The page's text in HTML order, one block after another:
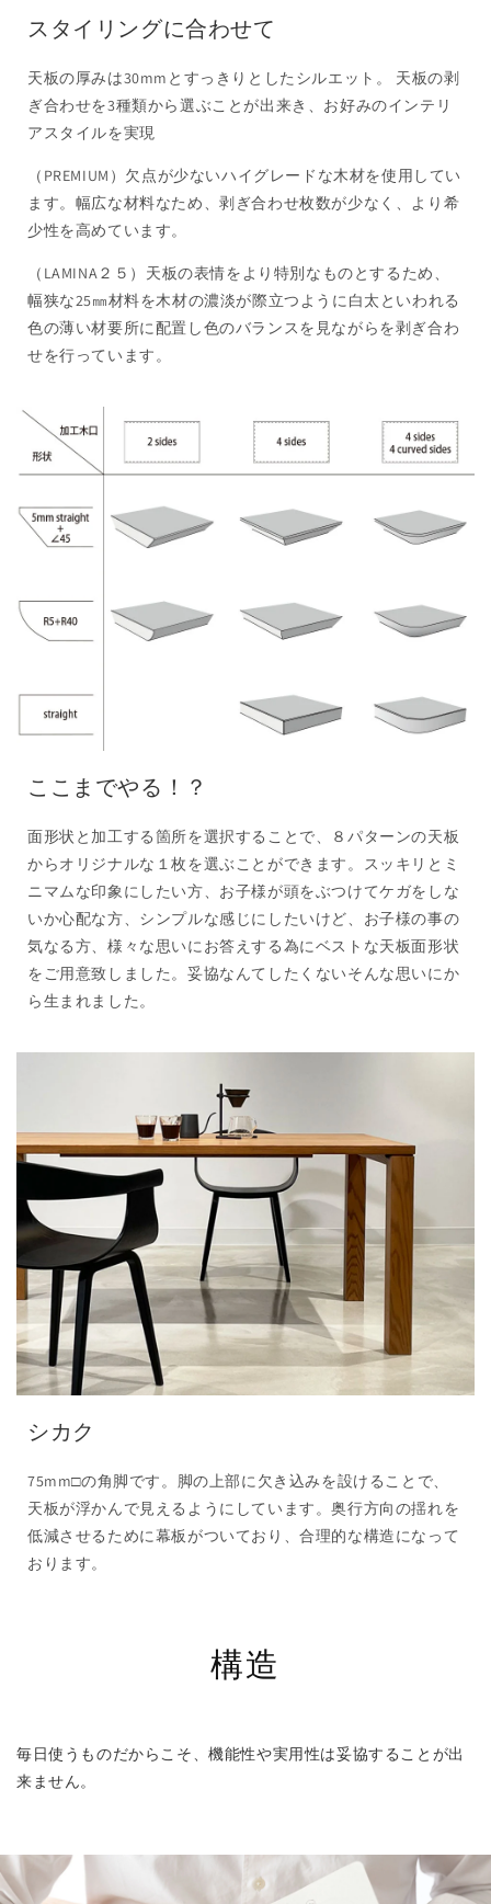
スタイリングに合わせて
天板の厚みは30mmとすっきりとしたシルエット。 天板の剥
ぎ合わせを3種類から選ぶことが出来き、お好みのインテリ
アスタイルを実現
（PREMIUM）欠点が少ないハイグレードな木材を使用してい
ます。幅広な材料なため、剥ぎ合わせ枚数が少なく、より希
少性を高めています。
（LAMINA２５）天板の表情をより特別なものとするため、
幅狭な25㎜材料を木材の濃淡が際立つように白太といわれる
色の薄い材要所に配置し色のバランスを見ながらを剥ぎ合わ
せを行っています。
ここまでやる！？
面形状と加工する箇所を選択することで、８パターンの天板
からオリジナルな１枚を選ぶことができます。スッキリとミ
ニマムな印象にしたい方、お子様が頭をぶつけてケガをしな
いか心配な方、シンプルな感じにしたいけど、お子様の事の
気なる方、様々な思いにお答えする為にベストな天板面形状
をご用意致しました。妥協なんてしたくないそんな思いにか
ら生まれました。
シカク
75mm□の角脚です。脚の上部に欠き込みを設けることで、
天板が浮かんで見えるようにしています。奥行方向の揺れを
低減させるために幕板がついており、合理的な構造になって
おります。
構造
毎日使うものだからこそ、機能性や実用性は妥協することが出
来ません。